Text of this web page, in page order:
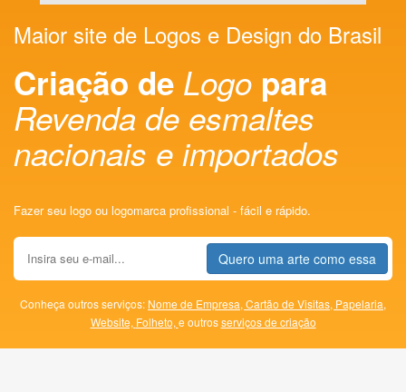
Maior site de Logos e Design do Brasil
Criação de Logo para
Revenda de esmaltes
nacionais e importados
Fazer seu logo ou logomarca profissional - fácil e rápido.
Quero uma arte como essa
Conheça outros serviços: Nome de Empresa, Cartão de Visitas, Papelaria,
Website, Folheto, e outrosserviços de criação